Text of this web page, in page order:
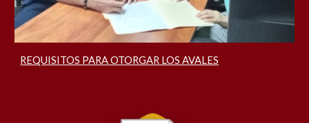
REQUISITOS PARA OTORGAR LOS AVALES